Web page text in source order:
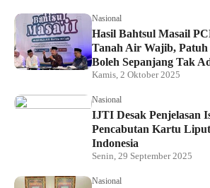
Nasional
Hasil Bahtsul Masail
Tanah Air Wajib,
Boleh Sepanjang Tak
Kamis, 2 Oktober 2025
Nasional
IJTI Desak Penjelasan
Pencabutan Kartu
Indonesia
Senin, 29 September 2025
Nasional